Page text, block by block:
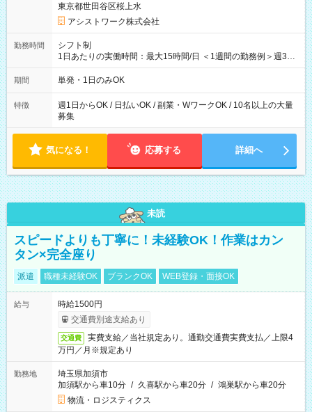
東京都世田谷区桜上水
アシストワーク株式会社
勤務時間
シフト制
1日あたりの実働時間：最大15時間/日 ＜1週間の勤務例＞週3回
勤務 勤務：月・水・金 休み：火・木・土・日 好きな時にお仕事
可能です！ ※1日あたりの最大実働時間は日勤、夜勤共に勤務し
期間 単発・1日のみOK
特徴
週1日からOK / 日払いOK / 副業・WワークOK / 10名以上の大量
募集
気になる！ 応募する 詳細へ
未読
スピードよりも丁寧に！未経験OK！作業はカン
タン×完全座り
派遣 職種未経験OK ブランクOK WEB登録・面接OK
給与
時給1500円
交通費別途支給あり
交通費
実費支給／当社規定あり。通勤交通費実費支払／上限4
万円／月※規定あり
勤務地
埼玉県加須市
加須駅から車10分 / 久喜駅から車20分 / 鴻巣駅から車20分
物流・ロジスティクス